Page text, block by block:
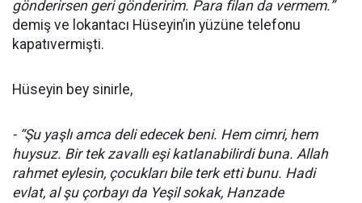
gönderirsen geri gönderirim. Para filan da vermem.”
demiş ve lokantacı Hüseyin’in yüzüne telefonu
kapatıvermişti.
Hüseyin bey sinirle,
- “Şu yaşlı amca deli edecek beni. Hem cimri, hem
huysuz. Bir tek zavallı eşi katlanabilirdi buna. Allah
rahmet eylesin, çocukları bile terk etti bunu. Hadi
evlat, al şu çorbayı da Yeşil sokak, Hanzade